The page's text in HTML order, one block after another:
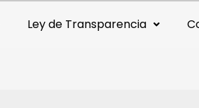
Ley de Transparencia